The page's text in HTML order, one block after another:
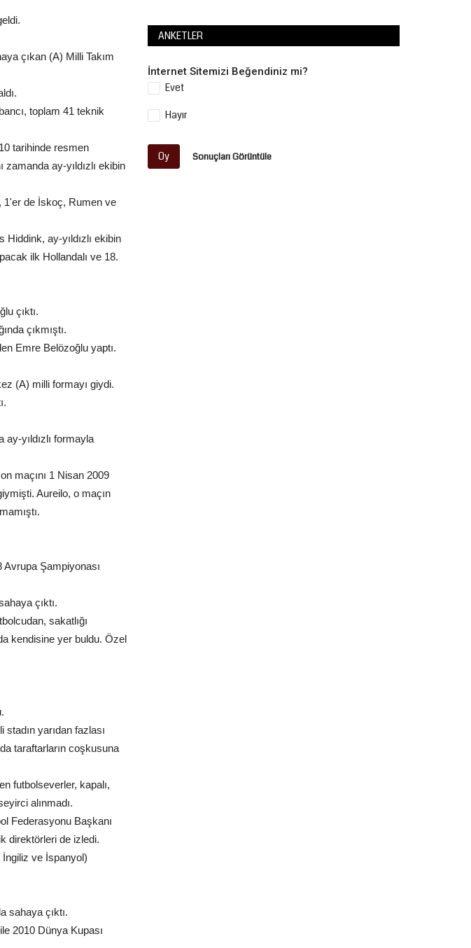
çıkan (A) Milli Takım
toplam 41 teknik
tarihinde resmen
ay-yıldızlı ekibin
1'er de İskoç, Rumen ve
ay-yıldızlı ekibin
ilk Hollandalı ve 18.
çıktı.
çıkmıştı.
Emre Belözoğlu yaptı.
(A) milli formayı giydi.
ay-yıldızlı formayla
maçını 1 Nisan 2009
Aureilo, o maçın
Şampiyonası
çıktı.
sakatlığı
kendisine yer buldu. Özel
yarıdan fazlası
taraftarların coşkusuna
futbolseverler, kapalı,
alınmadı.
Federasyonu Başkanı
direktörleri de izledi.
İngiliz ve İspanyol)
sahaya çıktı.
2010 Dünya Kupası
ANKETLER
İnternet Sitemizi Beğendiniz mi?
Evet
Hayır
Oy Sonuçları Görüntüle